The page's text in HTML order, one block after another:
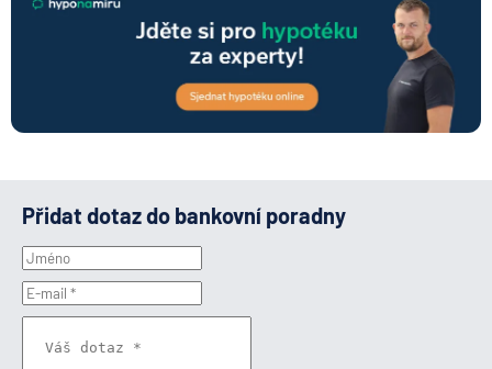
Přidat dotaz do bankovní poradny